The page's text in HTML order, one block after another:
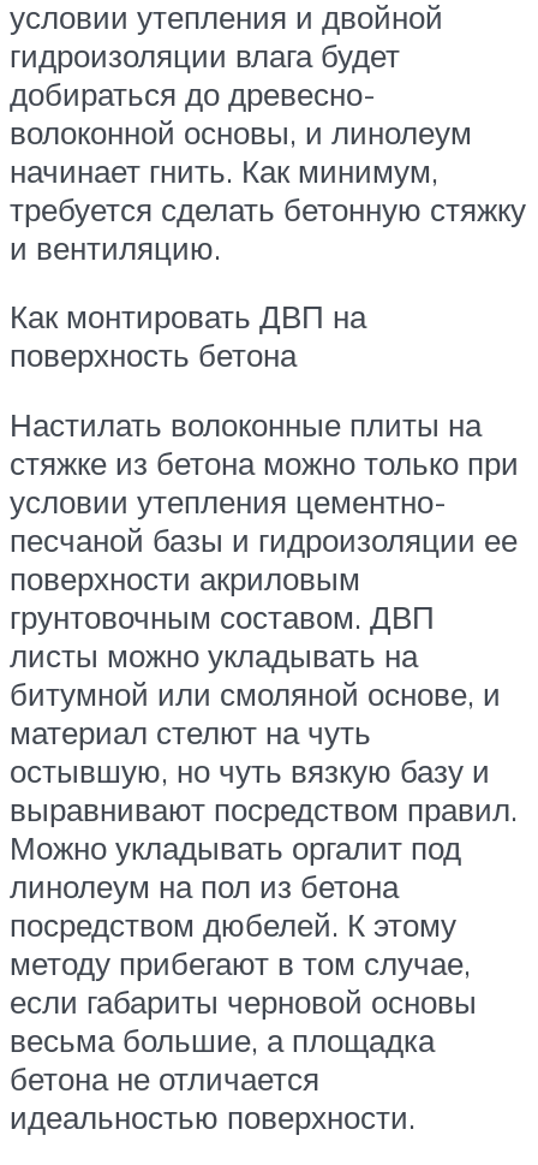
условии утепления и двойной
гидроизоляции влага будет
добираться до древесно-
волоконной основы, и линолеум
начинает гнить. Как минимум,
требуется сделать бетонную стяжку
и вентиляцию.
Как монтировать ДВП на
поверхность бетона
Настилать волоконные плиты на
стяжке из бетона можно только при
условии утепления цементно-
песчаной базы и гидроизоляции ее
поверхности акриловым
грунтовочным составом. ДВП
листы можно укладывать на
битумной или смоляной основе, и
материал стелют на чуть
остывшую, но чуть вязкую базу и
выравнивают посредством правил.
Можно укладывать оргалит под
линолеум на пол из бетона
посредством дюбелей. К этому
методу прибегают в том случае,
если габариты черновой основы
весьма большие, а площадка
бетона не отличается
идеальностью поверхности.